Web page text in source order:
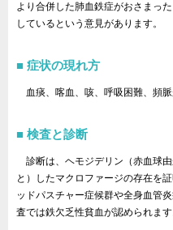
より合併した肺血鉄症がおさまっ
しているという意見があります。
症状の現れ方
血痰、喀血、咳、呼吸困難、頻脈
検査と診断
診断は、ヘモジデリン（赤血球
と）したマクロファージの存在を
ッドパスチャー症候群や全身血管
査では鉄欠乏性貧血が認められます